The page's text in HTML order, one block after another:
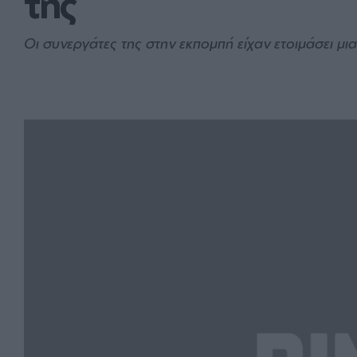
Οι συνεργάτες της στην εκπομπή είχαν ετοιμάσει